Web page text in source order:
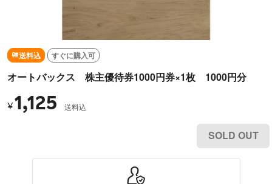
送料込 すぐに購入可
オートバックス 株主優待券1000円券×1枚 1000円分
¥1,125 送料込
SOLD OUT